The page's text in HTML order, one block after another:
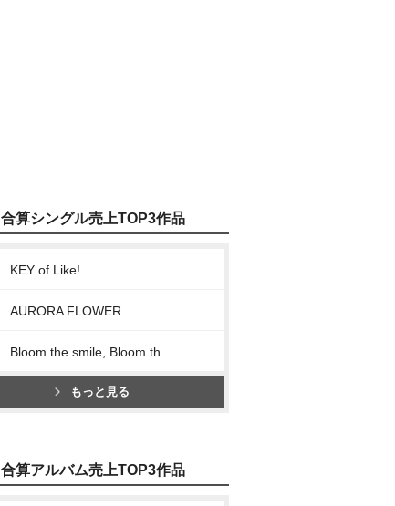
合算シングル売上TOP3作品
KEY of Like!
AURORA FLOWER
もっと見る
合算アルバム売上TOP3作品